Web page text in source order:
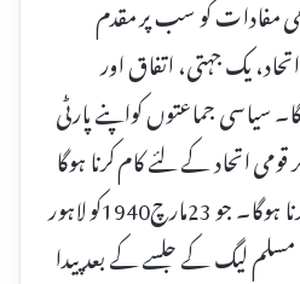
مفادات کو سب پر مقدم
یک جہتی، اتفاق اور
سیاسی جماعتوں کواپنے پارٹی
اتحاد کے لئے کام کرنا ہوگا
اور قوم میں وہی جذبہ پیدا کرنا ہوگا۔ جو 23مارچ1940کو لاہور
لیگ کے جلسے کے بعد پیدا